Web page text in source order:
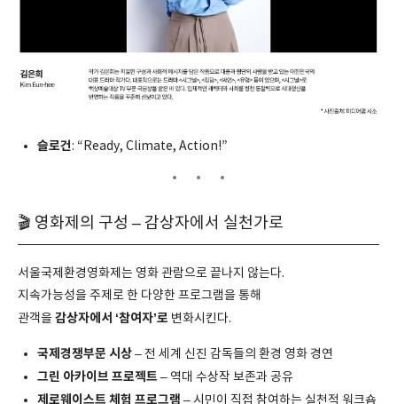
슬로건: “Ready, Climate, Action!”
🎬 영화제의 구성 – 감상자에서 실천가로
서울국제환경영화제는 영화 관람으로 끝나지 않는다.
지속가능성을 주제로 한 다양한 프로그램을 통해
관객을 감상자에서 ‘참여자’로 변화시킨다.
국제경쟁부문 시상– 전 세계 신진 감독들의 환경 영화 경연
그린 아카이브 프로젝트 – 역대 수상작 보존과 공유
제로웨이스트 체험 프로그램 – 시민이 직접 참여하는 실천적 워크숍